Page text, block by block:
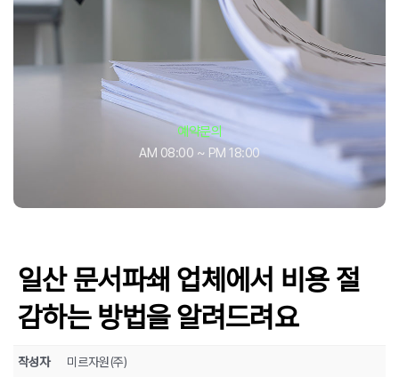
예약문의
AM 08:00 ~ PM 18:00
일산 문서파쇄 업체에서 비용 절
감하는 방법을 알려드려요
작성자 미르자원(주)